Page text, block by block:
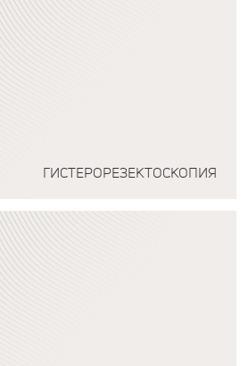
ГИСТЕРОРЕЗЕКТОСКОПИЯ